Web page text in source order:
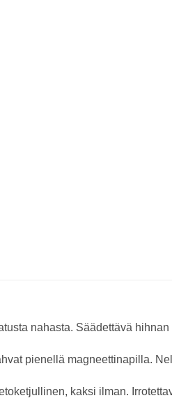
nahasta. Säädettävä
pienellä magneettinapilla.
kaksi ilman.